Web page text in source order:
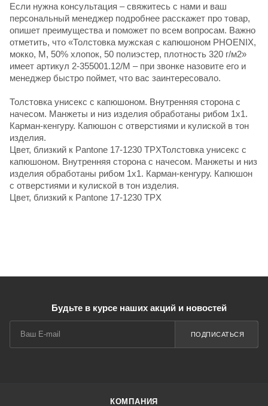
Если нужна консультация – свяжитесь с нами и ваш
персональный менеджер подробнее расскажет про товар,
опишет преимущества и поможет по всем вопросам. Важно
отметить, что «Толстовка мужская с капюшоном PHOENIX,
мокко, M, 50% хлопок, 50 полиэстер, плотность 320 г/м2»
имеет артикул 2-355001.12/M – при звонке назовите его и
менеджер быстро поймет, что вас заинтересовало.
Толстовка унисекс с капюшоном. Внутренняя сторона с
начесом. Манжеты и низ изделия обработаны рибом 1х1.
Карман-кенгуру. Капюшон с отверстиями и кулиской в тон
изделия.
Цвет, близкий к Pantone 17-1230 TPXТолстовка унисекс с
капюшоном. Внутренняя сторона с начесом. Манжеты и низ
изделия обработаны рибом 1х1. Карман-кенгуру. Капюшон
с отверстиями и кулиской в тон изделия.
Цвет, близкий к Pantone 17-1230 TPX
Будьте в курсе наших акций и новостей
ПОДПИСАТЬСЯ
КОМПАНИЯ